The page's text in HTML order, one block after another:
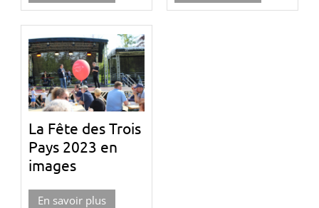
La Fête des Trois
Pays 2023 en
images
En savoir plus